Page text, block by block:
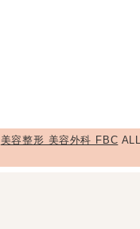
美容整形 美容外科 FBC